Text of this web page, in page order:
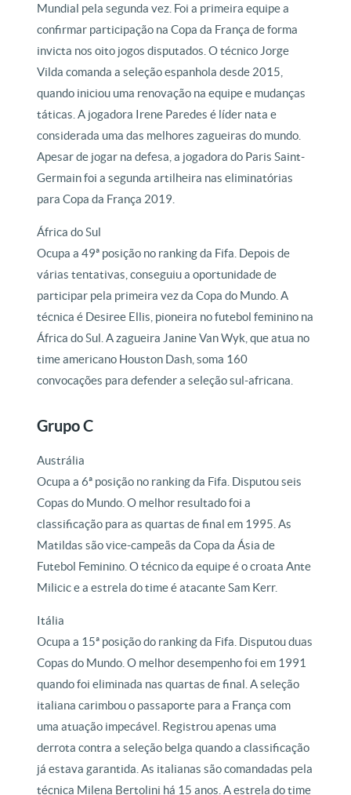
Mundial pela segunda vez. Foi a primeira equipe a
confirmar participação na Copa da França de forma
invicta nos oito jogos disputados. O técnico Jorge
Vilda comanda a seleção espanhola desde 2015,
quando iniciou uma renovação na equipe e mudanças
táticas. A jogadora Irene Paredes é líder nata e
considerada uma das melhores zagueiras do mundo.
Apesar de jogar na defesa, a jogadora do Paris Saint-
Germain foi a segunda artilheira nas eliminatórias
para Copa da França 2019.
África do Sul
Ocupa a 49ª posição no ranking da Fifa. Depois de
várias tentativas, conseguiu a oportunidade de
participar pela primeira vez da Copa do Mundo. A
técnica é Desiree Ellis, pioneira no futebol feminino na
África do Sul. A zagueira Janine Van Wyk, que atua no
time americano Houston Dash, soma 160
convocações para defender a seleção sul-africana.
Grupo C
Austrália
Ocupa a 6ª posição no ranking da Fifa. Disputou seis
Copas do Mundo. O melhor resultado foi a
classificação para as quartas de final em 1995. As
Matildas são vice-campeãs da Copa da Ásia de
Futebol Feminino. O técnico da equipe é o croata Ante
Milicic e a estrela do time é atacante Sam Kerr.
Itália
Ocupa a 15ª posição do ranking da Fifa. Disputou duas
Copas do Mundo. O melhor desempenho foi em 1991
quando foi eliminada nas quartas de final. A seleção
italiana carimbou o passaporte para a França com
uma atuação impecável. Registrou apenas uma
derrota contra a seleção belga quando a classificação
já estava garantida. As italianas são comandadas pela
técnica Milena Bertolini há 15 anos. A estrela do time